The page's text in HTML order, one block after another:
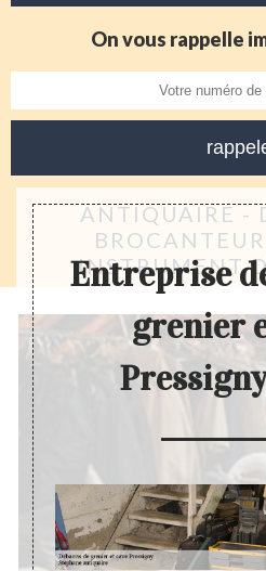
On vous rappelle
ANTIQUAIRE -
INSTRUMENT
Entreprise
grenier